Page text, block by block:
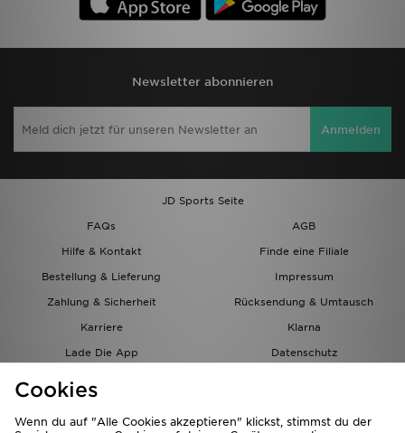
Newsletter abonnieren
Anmelden
JD Sports Seite
FAQs
AGB
Hilfe & Kontakt
Finde eine Filiale
Bestellung & Lieferung
Impressum
Zahlung & Sicherheit
Rücksendung & Umtausch
Karriere
Klarna
Lade Die App
Datenschutz
Cookies
Wenn du auf "Alle Cookies akzeptieren" klickst, stimmst du der